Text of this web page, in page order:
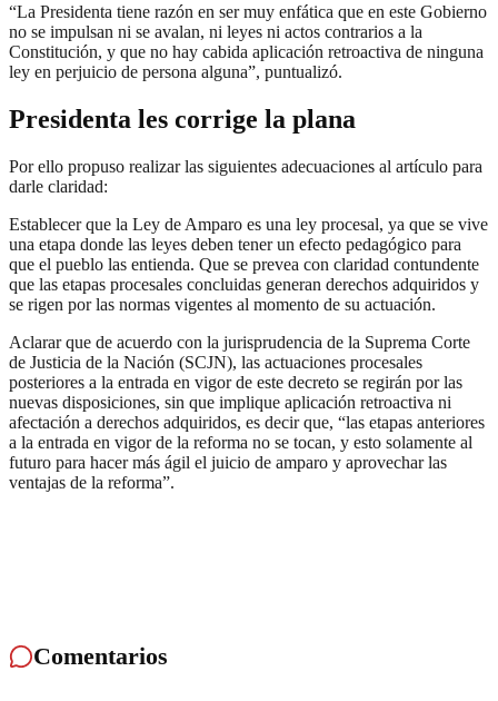
“La Presidenta tiene razón en ser muy enfática que en este Gobierno
no se impulsan ni se avalan, ni leyes ni actos contrarios a la
Constitución, y que no hay cabida aplicación retroactiva de ninguna
ley en perjuicio de persona alguna”, puntualizó.
Presidenta les corrige la plana
Por ello propuso realizar las siguientes adecuaciones al artículo para
darle claridad:
Establecer que la Ley de Amparo es una ley procesal, ya que se vive
una etapa donde las leyes deben tener un efecto pedagógico para
que el pueblo las entienda. Que se prevea con claridad contundente
que las etapas procesales concluidas generan derechos adquiridos y
se rigen por las normas vigentes al momento de su actuación.
Aclarar que de acuerdo con la jurisprudencia de la Suprema Corte
de Justicia de la Nación (SCJN), las actuaciones procesales
posteriores a la entrada en vigor de este decreto se regirán por las
nuevas disposiciones, sin que implique aplicación retroactiva ni
afectación a derechos adquiridos, es decir que, “las etapas anteriores
a la entrada en vigor de la reforma no se tocan, y esto solamente al
futuro para hacer más ágil el juicio de amparo y aprovechar las
ventajas de la reforma”.
Comentarios